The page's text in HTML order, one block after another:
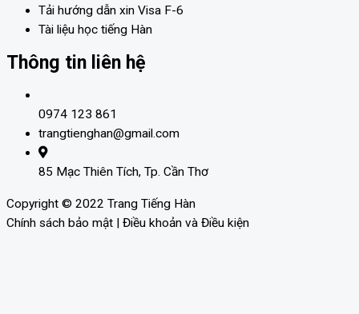
Tải hướng dẫn xin Visa F-6
Tài liệu học tiếng Hàn
Thông tin liên hệ
0974 123 861
trangtienghan@gmail.com
85 Mạc Thiên Tích, Tp. Cần Thơ
Copyright © 2022 Trang Tiếng Hàn
Chính sách bảo mật | Điều khoản và Điều kiện